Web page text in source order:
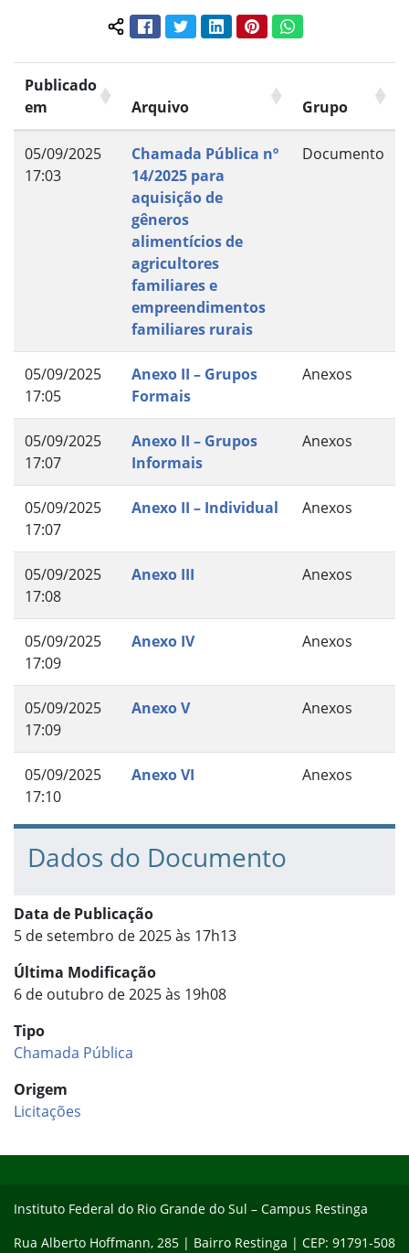
Compartilhar conteúdo:
FacebookTwitterLinkedInPinterestWhatsApp
Publicado
em
Arquivo Grupo
05/09/2025
17:03
Chamada Pública nº
14/2025 para
aquisição de
gêneros
alimentícios de
agricultores
familiares e
empreendimentos
familiares rurais
Documento
05/09/2025
17:05
Anexo II – Grupos
Formais
Anexos
05/09/2025
17:07
Anexo II – Grupos
Informais
Anexos
05/09/2025
17:07
Anexo II – Individual Anexos
05/09/2025
17:08
Anexo III Anexos
05/09/2025
17:09
Anexo IV Anexos
05/09/2025
17:09
Anexo V Anexos
05/09/2025
17:10
Anexo VI Anexos
Dados do Documento
Data de Publicação
5 de setembro de 2025 às 17h13
Última Modificação
6 de outubro de 2025 às 19h08
Tipo
Chamada Pública
Origem
Licitações
Instituto Federal do Rio Grande do Sul – Campus Restinga
Rua Alberto Hoffmann, 285 | Bairro Restinga | CEP: 91791-508